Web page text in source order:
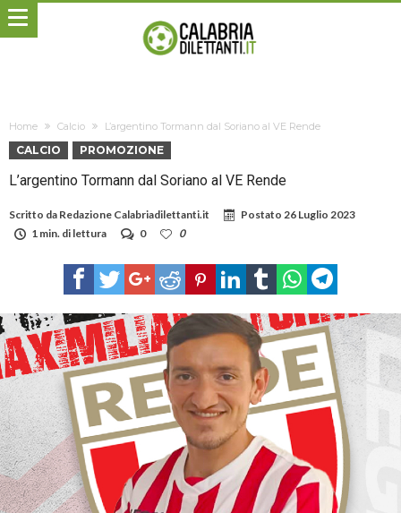
Home Calcio L’argentino Tormann dal Soriano al VE Rende
CALCIO PROMOZIONE
L’argentino Tormann dal Soriano al VE Rende
Scritto da Redazione Calabriadilettanti.it Postato 26 Luglio 2023
1 min. di lettura
0 0